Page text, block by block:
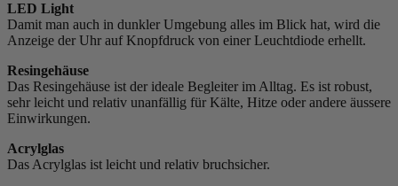
LED Light
Damit man auch in dunkler Umgebung alles im Blick hat, wird die
Anzeige der Uhr auf Knopfdruck von einer Leuchtdiode erhellt.
Resingehäuse
Das Resingehäuse ist der ideale Begleiter im Alltag. Es ist robust,
sehr leicht und relativ unanfällig für Kälte, Hitze oder andere äussere
Einwirkungen.
Acrylglas
Das Acrylglas ist leicht und relativ bruchsicher.